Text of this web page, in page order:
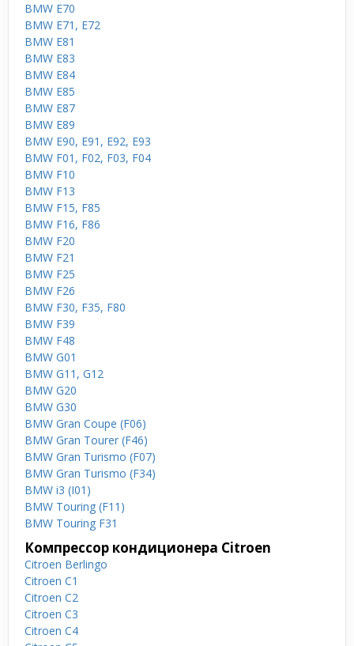
BMW E70
BMW E71, E72
BMW E81
BMW E83
BMW E84
BMW E85
BMW E87
BMW E89
BMW E90, E91, E92, E93
BMW F01, F02, F03, F04
BMW F10
BMW F13
BMW F15, F85
BMW F16, F86
BMW F20
BMW F21
BMW F25
BMW F26
BMW F30, F35, F80
BMW F39
BMW F48
BMW G01
BMW G11, G12
BMW G20
BMW G30
BMW Gran Coupe (F06)
BMW Gran Tourer (F46)
BMW Gran Turismo (F07)
BMW Gran Turismo (F34)
BMW i3 (I01)
BMW Touring (F11)
BMW Touring F31
Компрессор кондиционера Citroen
Citroen Berlingo
Citroen C1
Citroen C2
Citroen C3
Citroen C4